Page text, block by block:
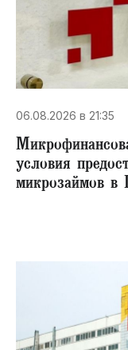
06.08.2026 в 21:35
условия
микрозаймов в